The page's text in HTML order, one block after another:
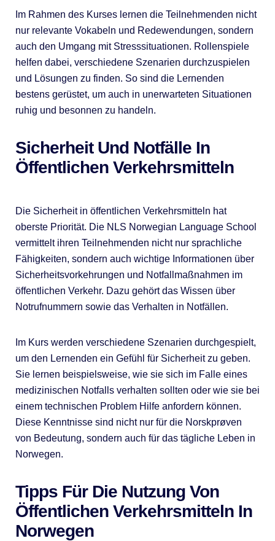
Im Rahmen des Kurses lernen die Teilnehmenden nicht
nur relevante Vokabeln und Redewendungen, sondern
auch den Umgang mit Stresssituationen. Rollenspiele
helfen dabei, verschiedene Szenarien durchzuspielen
und Lösungen zu finden. So sind die Lernenden
bestens gerüstet, um auch in unerwarteten Situationen
ruhig und besonnen zu handeln.
Sicherheit Und Notfälle In
Öffentlichen Verkehrsmitteln
Die Sicherheit in öffentlichen Verkehrsmitteln hat
oberste Priorität. Die NLS Norwegian Language School
vermittelt ihren Teilnehmenden nicht nur sprachliche
Fähigkeiten, sondern auch wichtige Informationen über
Sicherheitsvorkehrungen und Notfallmaßnahmen im
öffentlichen Verkehr. Dazu gehört das Wissen über
Notrufnummern sowie das Verhalten in Notfällen.
Im Kurs werden verschiedene Szenarien durchgespielt,
um den Lernenden ein Gefühl für Sicherheit zu geben.
Sie lernen beispielsweise, wie sie sich im Falle eines
medizinischen Notfalls verhalten sollten oder wie sie bei
einem technischen Problem Hilfe anfordern können.
Diese Kenntnisse sind nicht nur für die Norskprøven
von Bedeutung, sondern auch für das tägliche Leben in
Norwegen.
Tipps Für Die Nutzung Von
Öffentlichen Verkehrsmitteln In
Norwegen